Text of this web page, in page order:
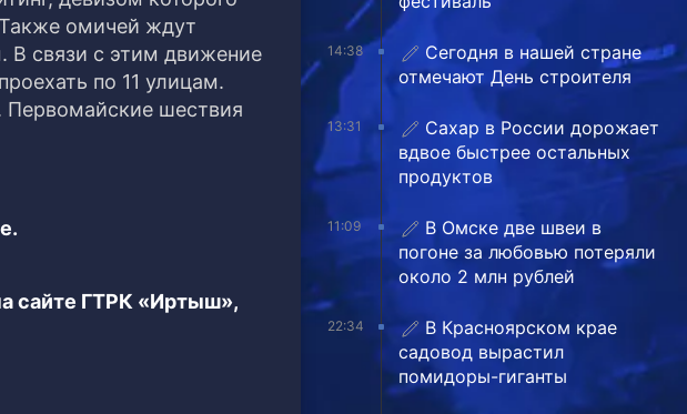
Также омичей ждут
В связи с этим движение
по 11 улицам.
Первомайские шествия
сайте ГТРК «Иртыш»,
14:38
Сегодня в нашей стране
отмечают День строителя
13:31
Сахар в России дорожает
вдвое быстрее остальных
продуктов
11:09
В Омске две швеи в
погоне за любовью потеряли
около 2 млн рублей
22:34
В Красноярском крае
садовод вырастил
помидоры-гиганты